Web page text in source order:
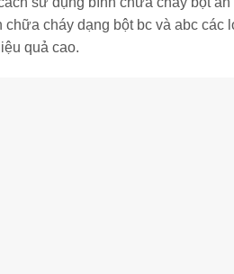
cháy dạng bột bc và abc các
quả cao.